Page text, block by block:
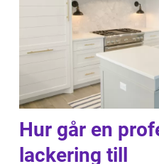
Hur går en
lackering till